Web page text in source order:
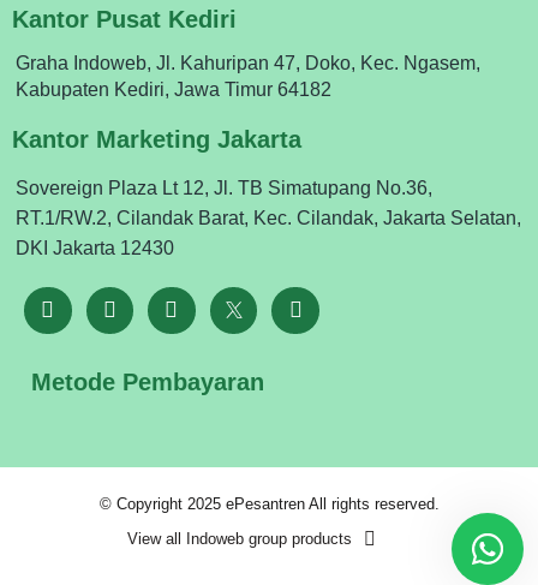
Kantor Pusat Kediri
Graha Indoweb, Jl. Kahuripan 47, Doko, Kec. Ngasem,
Kabupaten Kediri, Jawa Timur 64182
Kantor Marketing Jakarta
Sovereign Plaza Lt 12, Jl. TB Simatupang No.36,
RT.1/RW.2, Cilandak Barat, Kec. Cilandak, Jakarta Selatan,
DKI Jakarta 12430
Metode Pembayaran
© Copyright 2025 ePesantren All rights reserved.
View all Indoweb group products